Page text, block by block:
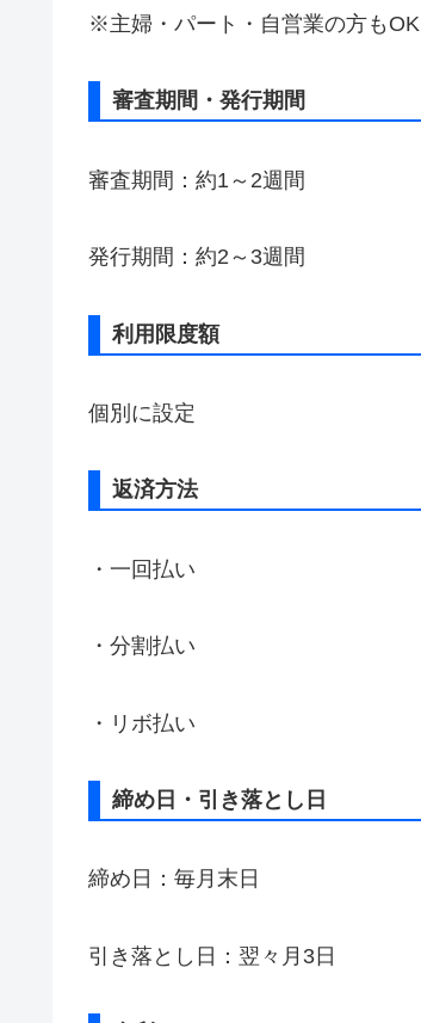
※主婦・パート・自営業の方もOK
審査期間・発行期間
審査期間：約1～2週間
発行期間：約2～3週間
利用限度額
個別に設定
返済方法
・一回払い
・分割払い
・リボ払い
締め日・引き落とし日
締め日：毎月末日
引き落とし日：翌々月3日